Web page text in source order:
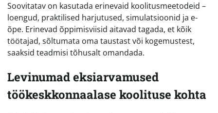
Soovitatav on kasutada erinevaid koolitusmeetodeid –
loengud, praktilised harjutused, simulatsioonid ja e-
õpe. Erinevad õppimisviisid aitavad tagada, et kõik
töötajad, sõltumata oma taustast või kogemustest,
saaksid teadmisi tõhusalt omandada.
Levinumad eksiarvamused
töökeskkonnaalase koolituse kohta